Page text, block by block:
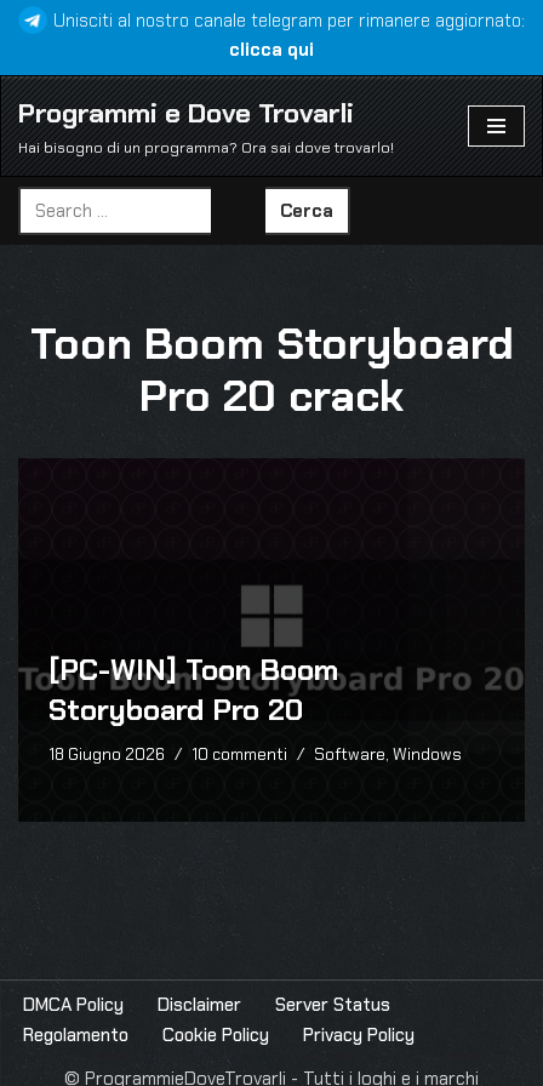
al
contenuto
Unisciti al nostro canale telegram per rimanere aggiornato:
clicca qui
Programmi e Dove Trovarli
Hai bisogno di un programma? Ora sai dove trovarlo!
Cerca
Toon Boom Storyboard
Pro 20 crack
[PC-WIN] Toon Boom
Storyboard Pro 20
18 Giugno 2026 10 commenti Software, Windows
DMCA Policy Disclaimer
Server Status
Regolamento
Cookie Policy
Privacy Policy
© ProgrammieDoveTrovarli - Tutti i loghi e i marchi